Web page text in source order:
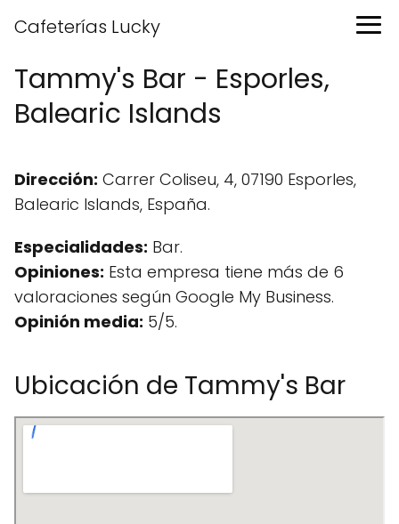
Cafeterías Lucky
Tammy's Bar - Esporles,
Balearic Islands
Dirección: Carrer Coliseu, 4, 07190 Esporles,
Balearic Islands, España.
Especialidades: Bar.
Opiniones: Esta empresa tiene más de 6
valoraciones según Google My Business.
Opinión media: 5/5.
Ubicación de Tammy's Bar